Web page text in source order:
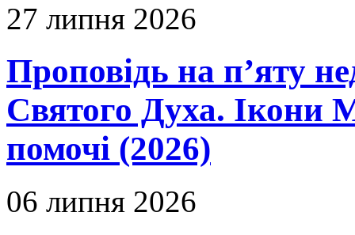
27 липня 2026
Проповідь на п’яту
Святого Духа. Ікони
помочі (2026)
06 липня 2026